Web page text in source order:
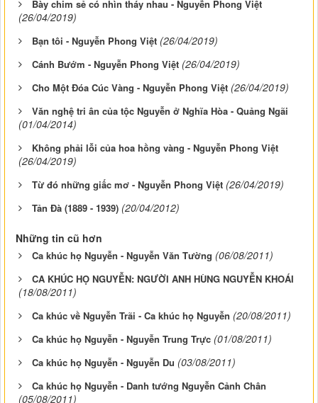
Bày chim sẻ có nhìn tháy nhau - Nguyễn Phong Việt
(26/04/2019)
Bạn tôi - Nguyễn Phong Việt (26/04/2019)
Cánh Bướm - Nguyễn Phong Việt (26/04/2019)
Cho Một Đóa Cúc Vàng - Nguyễn Phong Việt (26/04/2019)
Văn nghệ tri ân của tộc Nguyễn ở Nghĩa Hòa - Quảng Ngãi
(01/04/2014)
Không phải lỗi của hoa hồng vàng - Nguyễn Phong Việt
(26/04/2019)
Từ đó những giấc mơ - Nguyễn Phong Việt (26/04/2019)
Tản Đà (1889 - 1939) (20/04/2012)
Những tin cũ hơn
Ca khúc họ Nguyễn - Nguyễn Văn Tường (06/08/2011)
CA KHÚC HỌ NGUYỄN: NGƯỜI ANH HÙNG NGUYỄN KHOÁI
(18/08/2011)
Ca khúc về Nguyễn Trãi - Ca khúc họ Nguyễn (20/08/2011)
Ca khúc họ Nguyễn - Nguyễn Trung Trực (01/08/2011)
Ca khúc họ Nguyễn - Nguyễn Du (03/08/2011)
Ca khúc họ Nguyễn - Danh tướng Nguyễn Cảnh Chân
(05/08/2011)